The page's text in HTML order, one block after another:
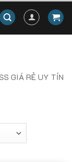
GIÁ RẺ UY TÍN